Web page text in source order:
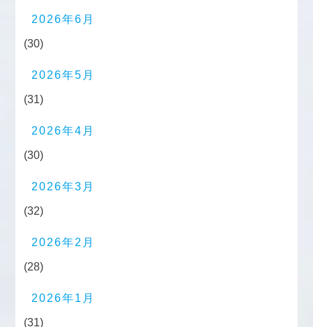
2026年6月
(30)
2026年5月
(31)
2026年4月
(30)
2026年3月
(32)
2026年2月
(28)
2026年1月
(31)